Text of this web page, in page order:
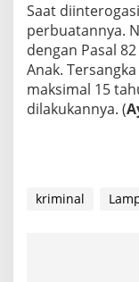
Saat
perbuatannya.
dengan Pasal
Anak.
maksimal 15
dilakukannya. (
kriminal